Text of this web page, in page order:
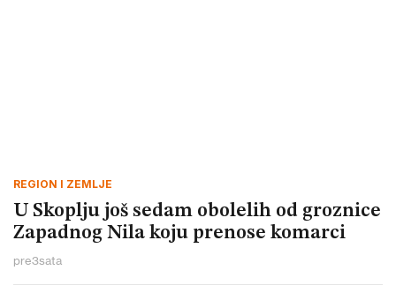
REGION I ZEMLJE
U Skoplju još sedam obolelih od groznice
Zapadnog Nila koju prenose komarci
pre3sata